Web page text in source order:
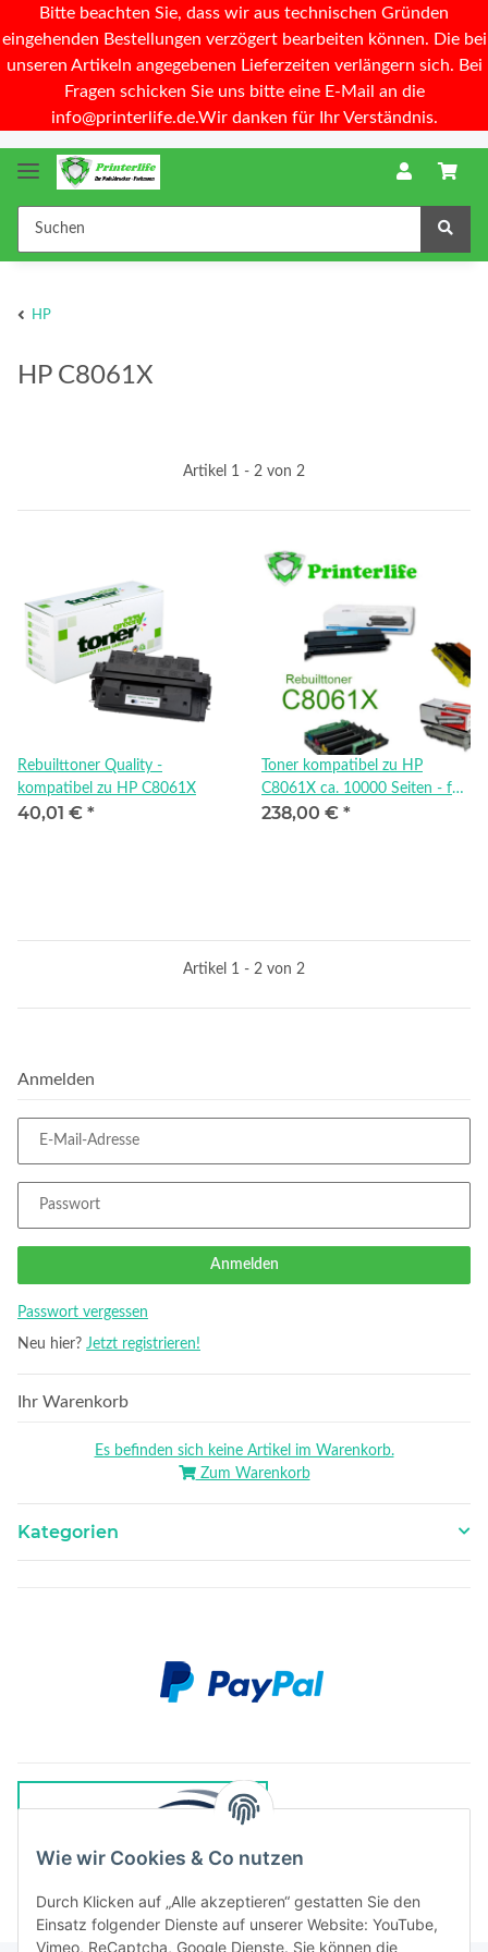
Bitte beachten Sie, dass wir aus technischen Gründen
eingehenden Bestellungen verzögert bearbeiten können. Die bei
unseren Artikeln angegebenen Lieferzeiten verlängern sich. Bei
Fragen schicken Sie uns bitte eine E-Mail an die
info@printerlife.de.Wir danken für Ihr Verständnis.
HP
HP C8061X
Artikel 1 - 2 von 2
Rebuilttoner Quality -
kompatibel zu HP C8061X
40,01 € *
Toner kompatibel zu HP
C8061X ca. 10000 Seiten - für
238,00 € *
Artikel 1 - 2 von 2
Anmelden
E-Mail-Adresse
Passwort
Anmelden
Passwort vergessen
Neu hier? Jetzt registrieren!
Ihr Warenkorb
Es befinden sich keine Artikel im Warenkorb.
Zum Warenkorb
Kategorien
Wie wir Cookies & Co nutzen
Durch Klicken auf „Alle akzeptieren“ gestatten Sie den
Einsatz folgender Dienste auf unserer Website: YouTube,
Vimeo, ReCaptcha, Google Dienste. Sie können die